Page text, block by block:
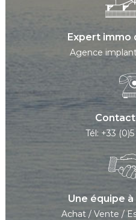
Expert immo
Agence
Tél: +33
Une équipe
Achat / Vente /